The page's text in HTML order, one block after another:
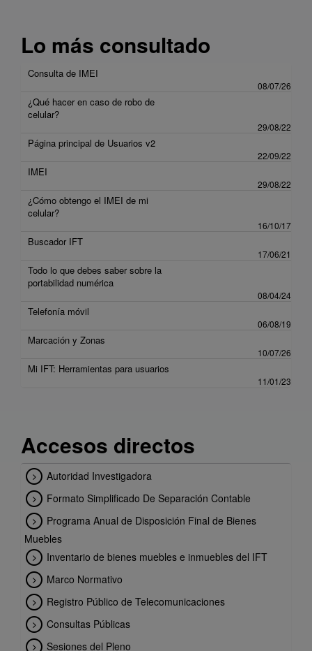
Lo más consultado
Consulta de IMEI
08/07/26
¿Qué hacer en caso de robo de
celular?
29/08/22
Página principal de Usuarios v2
22/09/22
IMEI
29/08/22
¿Cómo obtengo el IMEI de mi
celular?
16/10/17
Buscador IFT
17/06/21
Todo lo que debes saber sobre la
portabilidad numérica
08/04/24
Telefonía móvil
06/08/19
Marcación y Zonas
10/07/26
Mi IFT: Herramientas para usuarios
11/01/23
Accesos directos
Autoridad Investigadora
Formato Simplificado De Separación Contable
Programa Anual de Disposición Final de Bienes
Muebles
Inventario de bienes muebles e inmuebles del IFT
Marco Normativo
Registro Público de Telecomunicaciones
Consultas Públicas
Sesiones del Pleno